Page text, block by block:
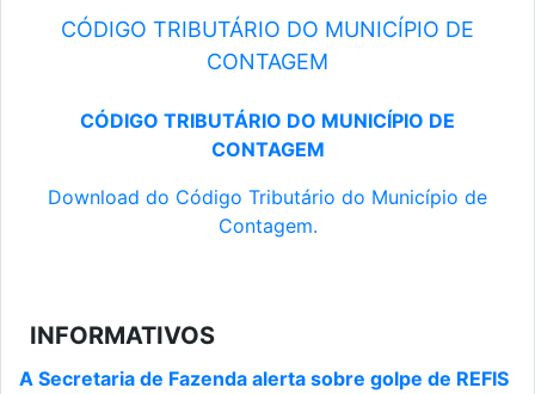
CÓDIGO TRIBUTÁRIO DO MUNICÍPIO DE
CONTAGEM
CÓDIGO TRIBUTÁRIO DO MUNICÍPIO DE
CONTAGEM
Download do Código Tributário do Município de
Contagem.
INFORMATIVOS
A Secretaria de Fazenda alerta sobre golpe de REFIS